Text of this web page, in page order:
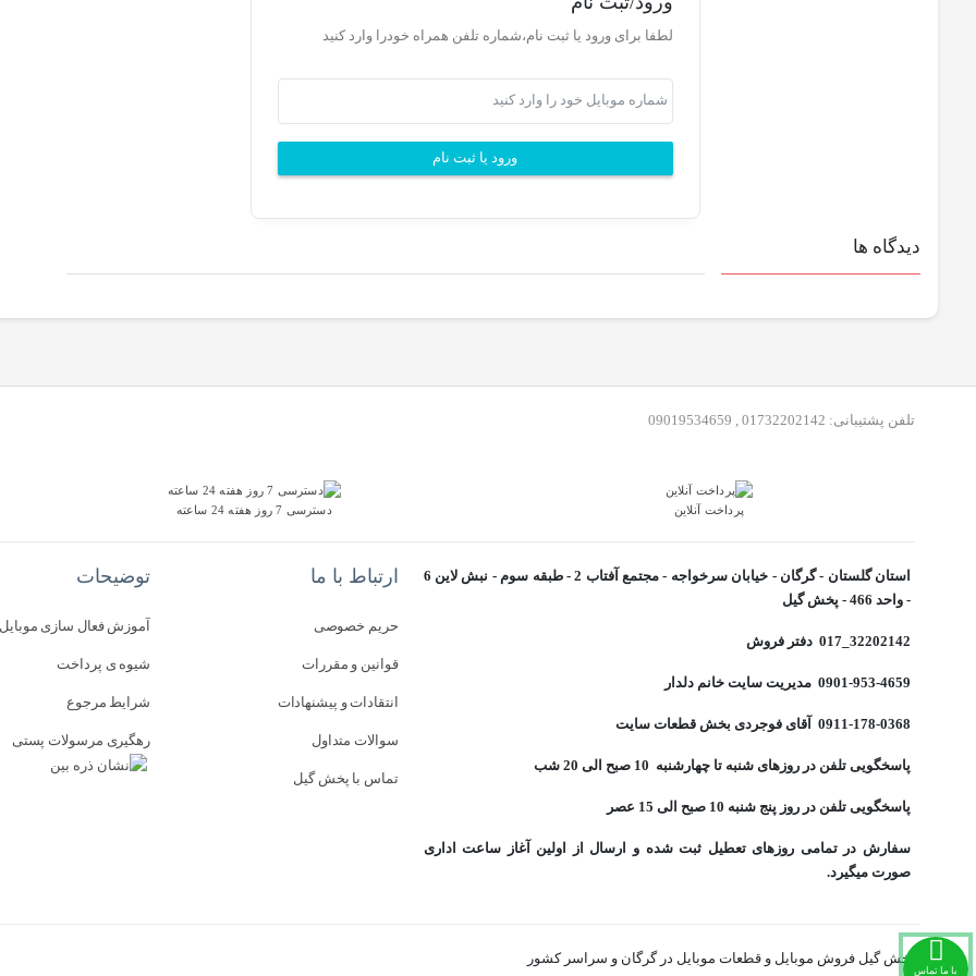
با ما تماس
لطفا برای ورود یا ثبت نام،شماره تلفن همراه خودرا وارد کنید
ورود یا ثبت نام
دیدگاه ها
تلفن پشتیبانی: 01732202142 , 09019534659
پرداخت آنلاین دسترسی 7 روز هفته 24 ساعته
استان گلستان - گرگان - خیابان سرخواجه - مجتمع آفتاب 2 - طبقه سوم - نبش لاین 6
- واحد 466 - پخش گیل
32202142_017 دفتر فروش
0901-953-4659 مدیریت سایت خانم دلدار
0911-178-0368 آقای فوجردی بخش قطعات سایت
پاسخگویی تلفن در روزهای شنبه تا چهارشنبه 10 صبح الی 20 شب
پاسخگویی تلفن در روز پنج شنبه 10 صبح الی 15 عصر
سفارش در تمامی روزهای تعطیل ثبت شده و ارسال از اولین آغاز ساعت اداری
صورت میگیرد.
ارتباط با ما
حریم خصوصی
قوانین و مقررات
انتقادات و پیشنهادات
سوالات متداول
تماس با پخش گیل
توضیحات
آموزش فعال سازی موبایل
شیوه ی پرداخت
شرایط مرجوع
رهگیری مرسولات پستی
پخش گیل فروش موبایل و قطعات موبایل در گرگان و سراسر کشور